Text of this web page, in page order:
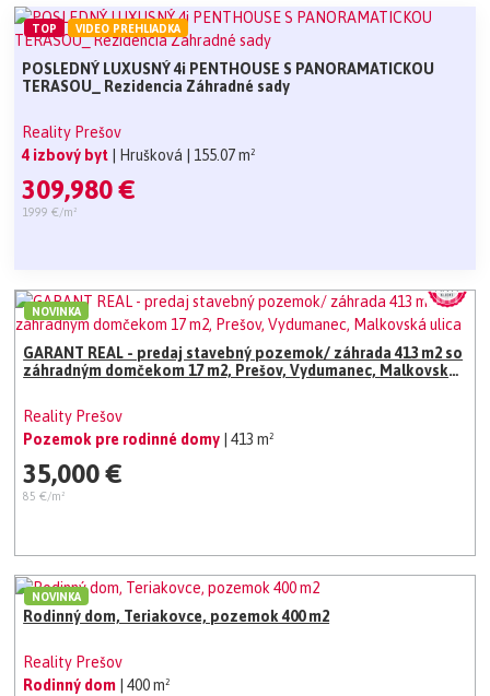
POSLEDNÝ LUXUSNÝ 4i PENTHOUSE S PANORAMATICKOU
TERASOU_ Rezidencia Záhradné sady
Reality Prešov
4 izbový byt
| Hrušková | 155.07 m²
309,980 €
1999 €/m²
TOP VIDEO PREHLIADKA
GARANT REAL - predaj stavebný pozemok/ záhrada 413 m2 so
záhradným domčekom 17 m2, Prešov, Vydumanec, Malkovská
Reality Prešov
Pozemok pre rodinné domy
| 413 m²
35,000 €
85 €/m²
NOVINKA
Rodinný dom, Teriakovce, pozemok 400 m2
Reality Prešov
Rodinný dom
| 400 m²
NOVINKA